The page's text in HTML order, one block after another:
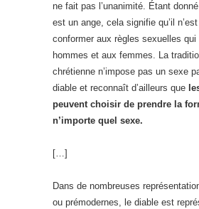
ne fait pas l’unanimité. Étant
est un ange, cela signifie qu’il
conformer aux règles sexuelles qui
hommes et aux femmes. La
chrétienne n’impose pas un sexe
diable et reconnaît d’ailleurs que
peuvent choisir de prendre la
n’importe quel sexe.
[…]
Dans de nombreuses
ou prémodernes, le diable est